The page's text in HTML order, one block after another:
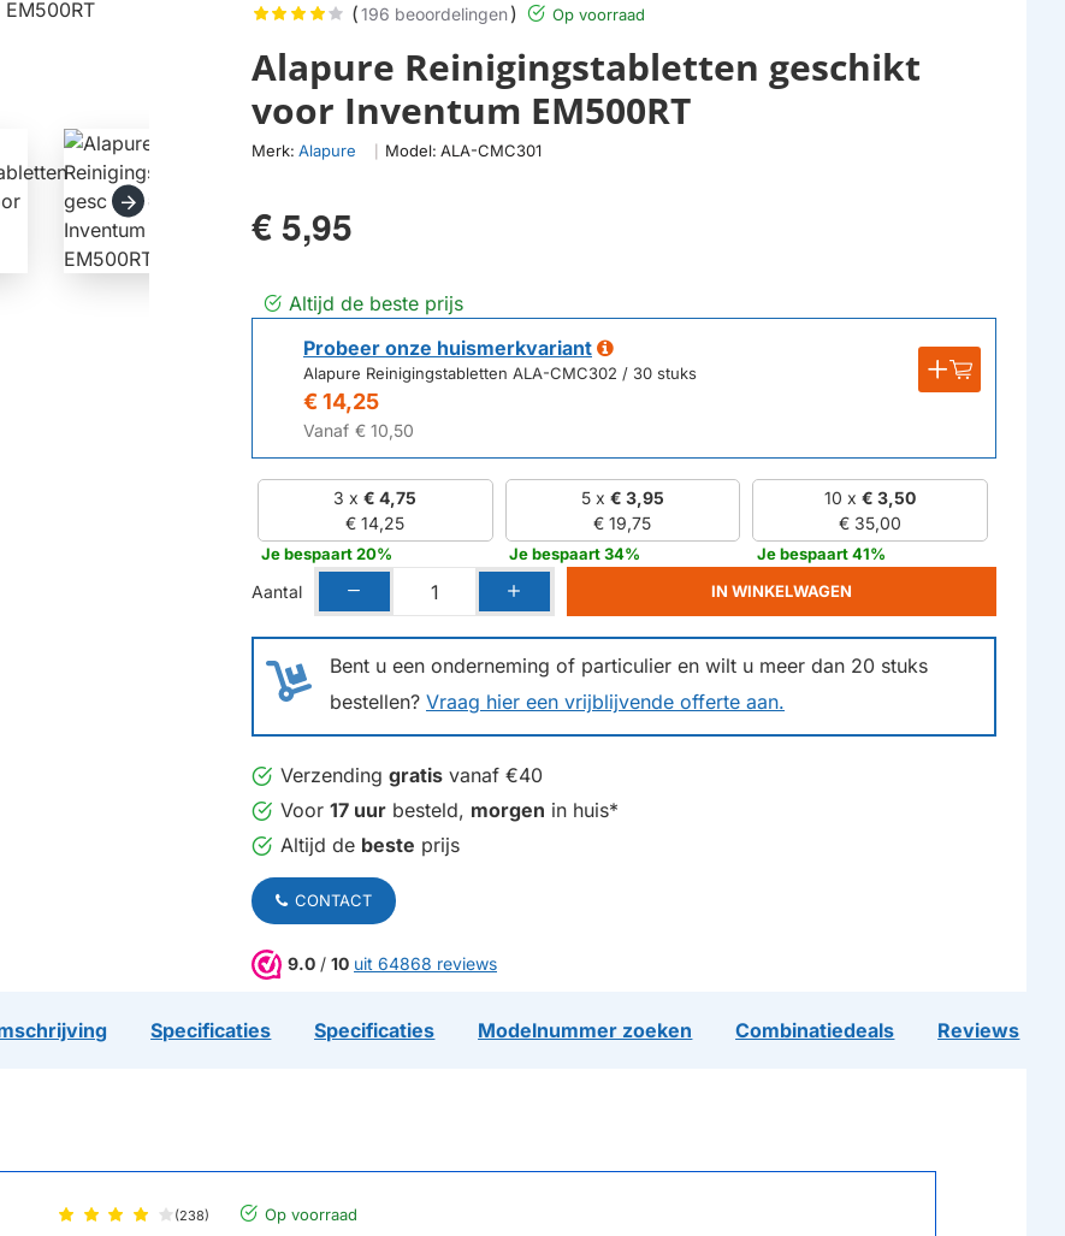
Alapure Reinigingstabletten geschikt
voor Inventum EM500RT
Merk: Alapure Model: ALA-CMC301
(196 beoordelingen) Op voorraad
€ 5,95
Altijd de beste prijs
Probeer onze huismerkvariant
Alapure Reinigingstabletten ALA-CMC302 / 30 stuks
€ 14,25
Vanaf € 10,50
3 x€ 4,75
€ 14,25
Je bespaart 20%
5 x € 3,95
€ 19,75
Je bespaart 34%
10 x€ 3,50
€ 35,00
Je bespaart 41%
Bent u een onderneming of particulier en wilt u meer dan 20 stuks
bestellen? Vraag hier een vrijblijvende offerte aan.
Aantal IN WINKELWAGEN
Verzending gratis vanaf €40
Voor 17 uur besteld, morgen in huis*
Altijd de beste prijs
CONTACT
9.0 / 10 uit 64868 reviews
Specificaties Specificaties Modelnummer zoeken Combinatiedeals Reviews
(238) Op voorraad